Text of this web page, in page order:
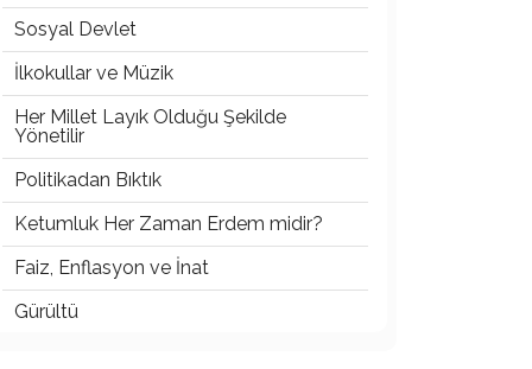
Sosyal Devlet
İlkokullar ve Müzik
Her Millet Layık Olduğu Şekilde
Yönetilir
Politikadan Bıktık
Ketumluk Her Zaman Erdem midir?
Faiz, Enflasyon ve İnat
Gürültü